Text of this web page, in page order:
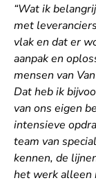
“Wat ik
met
vlak en dat er
aanpak en
mensen van
Dat heb ik
van ons eigen
intensieve
team van
kennen, de
het werk alleen